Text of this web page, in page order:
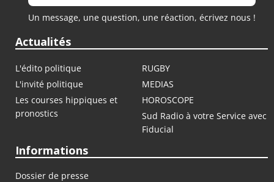
Un message, une question, une réaction, écrivez nous !
Actualités
L'édito politique
RUGBY
L'invité politique
MEDIAS
Les courses hippiques et
pronostics
HOROSCOPE
Sud Radio à votre Service avec
Fiducial
Informations
Dossier de presse